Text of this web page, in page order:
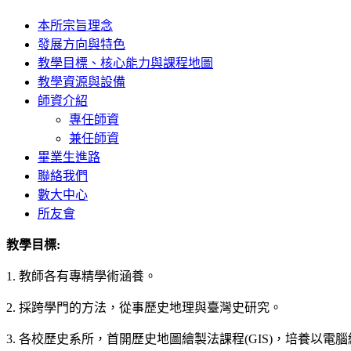
本所宗旨理念
發展方向與特色
教學目標、核心能力與課程地圖
教學資源與設備
師資介紹
專任師資
兼任師資
畢業生進路
聯絡我們
數大中心
所友會
教學目標:
1. 教師各有專精學術涵養。
2. 採跨學門的方法，從事歷史地理與臺灣史研究。
3. 各校歷史系所，首開歷史地圖繪製法課程(GIS)，培養以電腦